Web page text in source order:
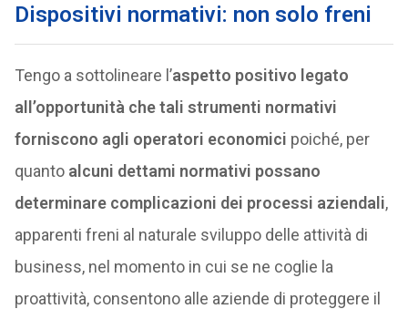
Dispositivi normativi: non solo freni
Tengo a sottolineare l’aspetto positivo legato
all’opportunità che tali strumenti normativi
forniscono agli operatori economici poiché, per
quanto alcuni dettami normativi possano
determinare complicazioni dei processi aziendali,
apparenti freni al naturale sviluppo delle attività di
business, nel momento in cui se ne coglie la
proattività, consentono alle aziende di proteggere il